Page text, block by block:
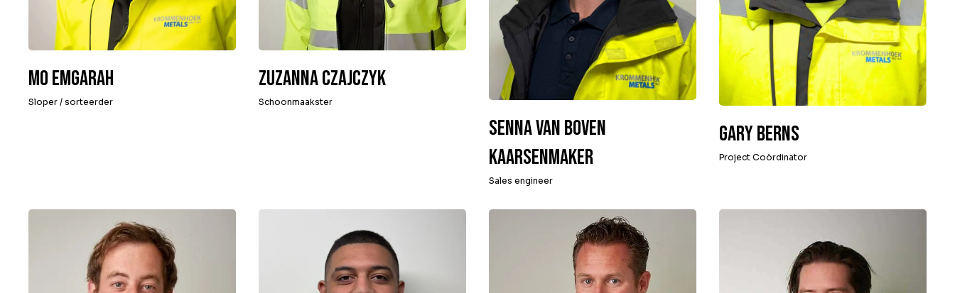
Mo Emgarah
Sloper / sorteerder
Zuzanna Czajczyk
Schoonmaakster
Senna van Boven
Kaarsenmaker
Sales engineer
Gary Berns
Project Coördinator